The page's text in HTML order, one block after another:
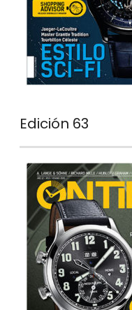
Edición 63